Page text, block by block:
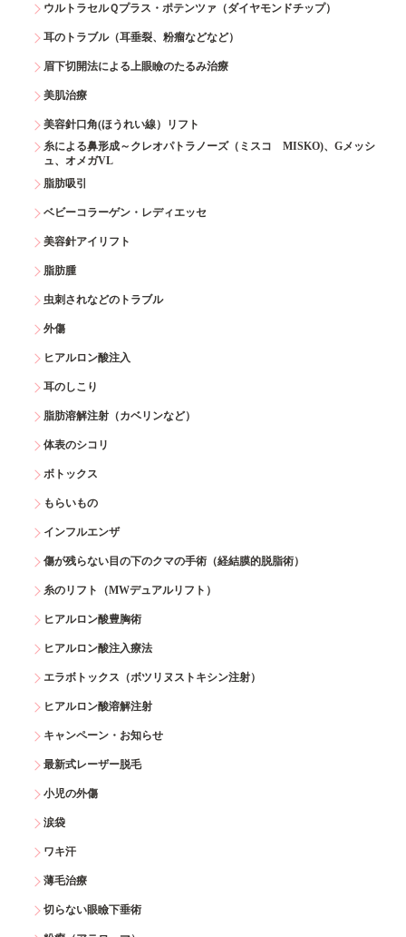
ウルトラセルＱプラス・ポテンツァ（ダイヤモンドチップ）
耳のトラブル（耳垂裂、粉瘤などなど）
眉下切開法による上眼瞼のたるみ治療
美肌治療
美容針口角(ほうれい線）リフト
糸による鼻形成～クレオパトラノーズ（ミスコ MISKO)、Gメッシ
ュ、オメガVL
脂肪吸引
ベビーコラーゲン・レディエッセ
美容針アイリフト
脂肪腫
虫刺されなどのトラブル
外傷
ヒアルロン酸注入
耳のしこり
脂肪溶解注射（カベリンなど）
体表のシコリ
ボトックス
もらいもの
インフルエンザ
傷が残らない目の下のクマの手術（経結膜的脱脂術）
糸のリフト（MWデュアルリフト）
ヒアルロン酸豊胸術
ヒアルロン酸注入療法
エラボトックス（ボツリヌストキシン注射）
ヒアルロン酸溶解注射
キャンペーン・お知らせ
最新式レーザー脱毛
小児の外傷
涙袋
ワキ汗
薄毛治療
切らない眼瞼下垂術